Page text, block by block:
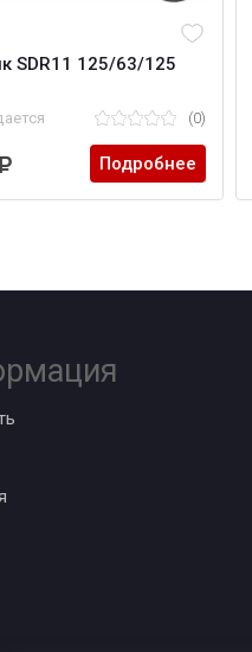
SDR11 125/63/125
(0)
Подробнее